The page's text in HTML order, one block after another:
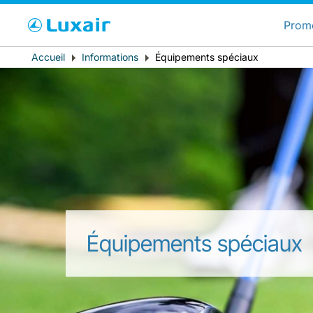
LuxairTours
Pays de résidence
Fil
d'Ariane
Accueil Informations Équipements spéciaux
Équipements spéciaux